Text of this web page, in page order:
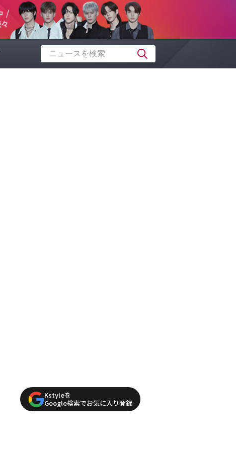
Kstyleを
Google検索でお気に入り登録